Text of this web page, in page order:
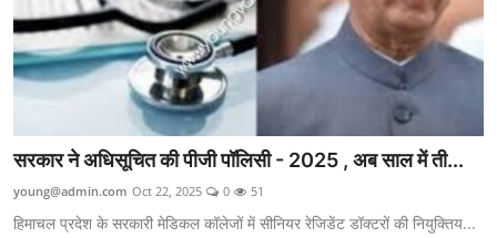
Himachal Pradesh
Gallery
सरकार ने अधिसूचित की पीजी पॉलिसी - 2025 , अब साल में ती...
young@admin.com Oct 22, 2025 0 51
हिमाचल प्रदेश के सरकारी मेडिकल कॉलेजों में सीनियर रेजिडेंट डॉक्टरों की नियुक्तिय...